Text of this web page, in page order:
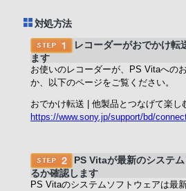
対処方法
レコーダーがおでかけ転
ます
お使いのレコーダーが、PS Vitaへの
か、以下のページをご覧ください。
おでかけ転送 | 他製品とつなげて楽し
https://www.sony.jp/support/bd/
PS Vitaが最新のシステ
るか確認します
PS Vitaのシステムソフトウェアは最